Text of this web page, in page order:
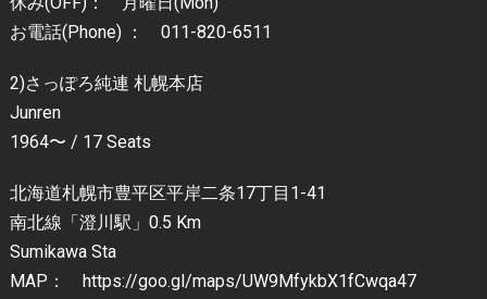
お電話(Phone) ： 011-820-6511
2)さっぽろ純連 札幌本店
Junren
1964〜 / 17 Seats
北海道札幌市豊平区平岸二条17丁目1-41
南北線「澄川駅」0.5 Km
Sumikawa Sta
MAP： https://goo.gl/maps/UW9MfykbX1fCwqa47